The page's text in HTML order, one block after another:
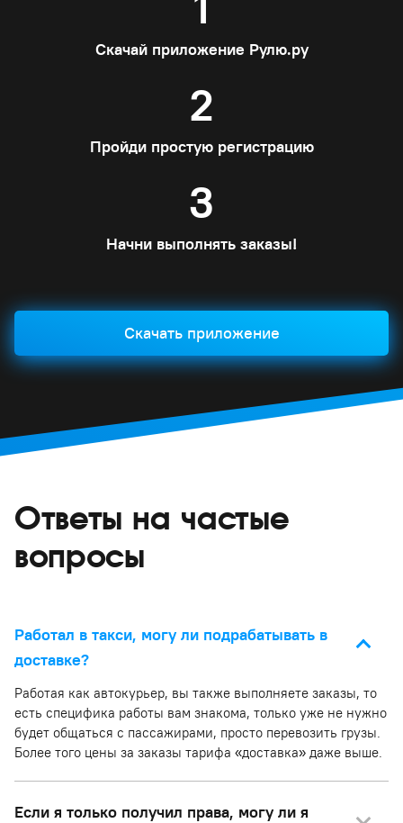
Скачай приложение Рулю.ру
2
Пройди простую регистрацию
3
Начни выполнять заказы!
Скачать приложение
Ответы на частые
вопросы
Работал в такси, могу ли подрабатывать в
доставке?
Работая как автокурьер, вы также выполняете заказы, то
есть специфика работы вам знакома, только уже не нужно
будет общаться с пассажирами, просто перевозить грузы.
Более того цены за заказы тарифа «доставка» даже выше.
Если я только получил права, могу ли я